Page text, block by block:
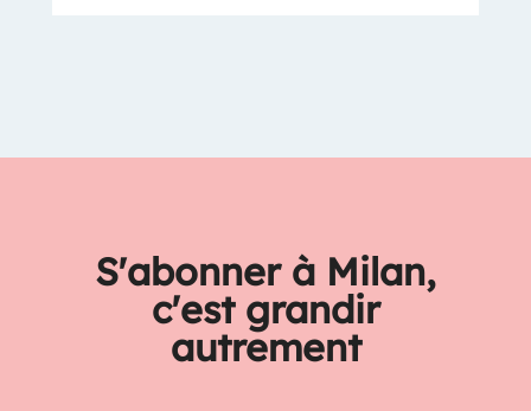
S'abonner à Milan,
c'est grandir
autrement